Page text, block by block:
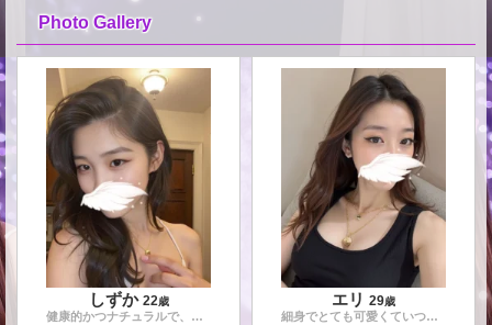
Photo Gallery
しずか 22歳
健康的かつナチュラルで、性格も明るくとっても親しみやすい。マ ...
エリ 29歳
細身でとても可愛くていつも笑顔素敵なセラピストです。楽しく会